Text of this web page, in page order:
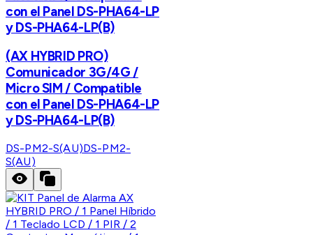
con el Panel DS-PHA64-LP
y DS-PHA64-LP(B)
(AX HYBRID PRO)
Comunicador 3G/4G /
Micro SIM / Compatible
con el Panel DS-PHA64-LP
y DS-PHA64-LP(B)
DS-PM2-S(AU)DS-PM2-
S(AU)